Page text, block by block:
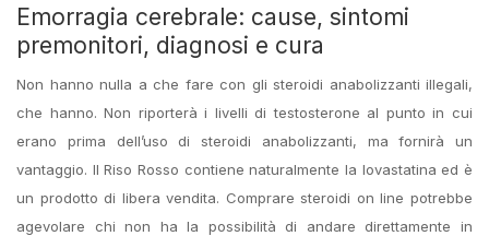
Emorragia cerebrale: cause, sintomi
premonitori, diagnosi e cura
Non hanno nulla a che fare con gli steroidi anabolizzanti illegali,
che hanno. Non riporterà i livelli di testosterone al punto in cui
erano prima dell’uso di steroidi anabolizzanti, ma fornirà un
vantaggio. Il Riso Rosso contiene naturalmente la lovastatina ed è
un prodotto di libera vendita. Comprare steroidi on line potrebbe
agevolare chi non ha la possibilità di andare direttamente in